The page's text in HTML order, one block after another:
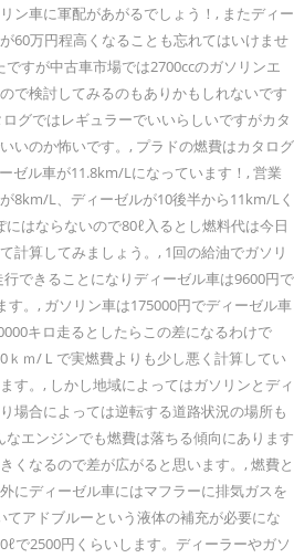
ン車に軍配があがるでしょう！, またディー
60万円程高くなることも忘れてはいけませ
すが中古車市場では2700ccのガソリンエ
で検討してみるのもありかもしれないです
グではレギュラーでいいらしいですがカタ
いのか怖いです。, プラドの燃費はカタログ
ゼル車が11.8km/Lになっています！, 営業
8km/L、ディーゼルが10後半から11km/Lく
はならないので80ℓ入るとし燃料代は今日
計算してみましょう。, 1回の給油でガソリ
できることになりディーゼル車は9600円で
。, ガソリン車は175000円でディーゼル車
キロ走るとしたらこの差になるわけで
ｋｍ/Ｌで実燃費よりも少し悪く計算してい
す。, しかし地域によってはガソリンとディ
場合によっては逆転する道路状況の場所も
エンジンでも燃費は落ちる傾向にあります
くなるので差が広がると思います。, 燃費と
にディーゼル車にはマフラーに排気ガスを
てアドブルーという液体の補充が必要にな
で2500円くらいします。ディーラーやガソ